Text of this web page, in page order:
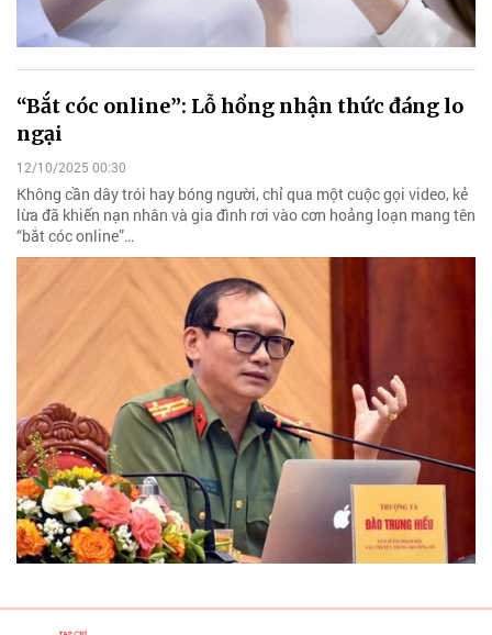
“Bắt cóc online”: Lỗ hổng nhận thức đáng lo
ngại
12/10/2025 00:30
Không cần dây trói hay bóng người, chỉ qua một cuộc gọi video, kẻ
lừa đã khiến nạn nhân và gia đình rơi vào cơn hoảng loạn mang tên
“bắt cóc online”…